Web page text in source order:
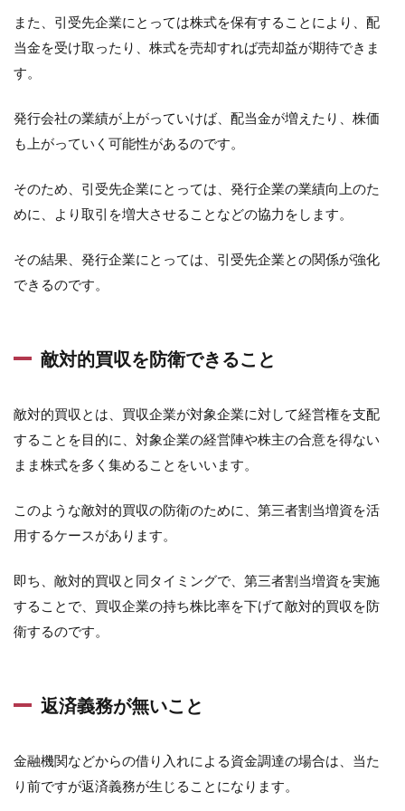
また、引受先企業にとっては株式を保有することにより、配
当金を受け取ったり、株式を売却すれば売却益が期待できま
す。
発行会社の業績が上がっていけば、配当金が増えたり、株価
も上がっていく可能性があるのです。
そのため、引受先企業にとっては、発行企業の業績向上のた
めに、より取引を増大させることなどの協力をします。
その結果、発行企業にとっては、引受先企業との関係が強化
できるのです。
敵対的買収を防衛できること
敵対的買収とは、買収企業が対象企業に対して経営権を支配
することを目的に、対象企業の経営陣や株主の合意を得ない
まま株式を多く集めることをいいます。
このような敵対的買収の防衛のために、第三者割当増資を活
用するケースがあります。
即ち、敵対的買収と同タイミングで、第三者割当増資を実施
することで、買収企業の持ち株比率を下げて敵対的買収を防
衛するのです。
返済義務が無いこと
金融機関などからの借り入れによる資金調達の場合は、当た
り前ですが返済義務が生じることになります。